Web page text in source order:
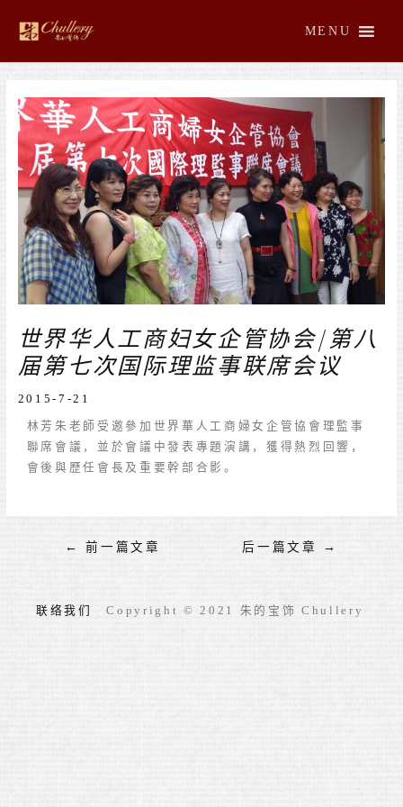
MENU
世界华人工商妇女企管协会/第八
届第七次国际理监事联席会议
2015-7-21
林芳朱老師受邀參加世界華人工商婦女企管協會理監事
聯席會議，並於會議中發表專題演講，獲得熱烈回響，
會後與歷任會長及重要幹部合影。
导
航
← 前一篇文章 后一篇文章 →
联络我们 Copyright © 2021 朱的宝饰 Chullery